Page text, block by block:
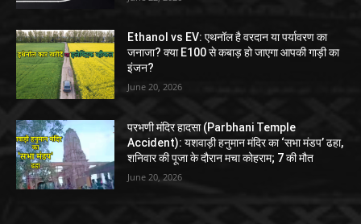
Ethanol vs EV: एथनॉल है वरदान या पर्यावरण का
जनाजा? क्या E100 से कबाड़ हो जाएगा आपकी गाड़ी का
इंजन?
June 20, 2026
परभणी मंदिर हादसा (Parbhani Temple
Accident): यशवाड़ी हनुमान मंदिर का ‘सभा मंडप’ ढहा,
शनिवार की पूजा के दौरान मचा कोहराम; 7 की मौत
June 20, 2026